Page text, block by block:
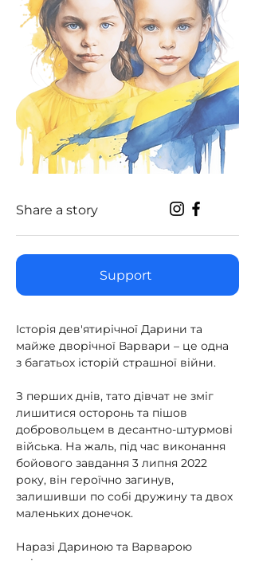
Share a story
Support
Історія дев'ятирічної Дарини та
майже дворічної Варвари – це одна
з багатьох історій страшної війни.
З перших днів, тато дівчат не зміг
лишитися осторонь та пішов
добровольцем в десантно-штурмові
війська. На жаль, під час виконання
бойового завдання 3 липня 2022
року, він героїчно загинув,
залишивши по собі дружину та двох
маленьких донечок.
Наразі Дариною та Варварою